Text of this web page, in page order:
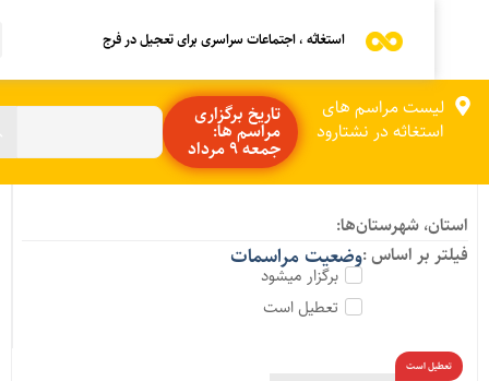
استغاثه ، اجتماعات سراسری برای تعجیل در فرج
لیست مراسم های
استغاثه در نشتارود
تاریخ برگزاری
مراسم ها:
جمعه 9 مرداد
شهرستان‌ها:
بر اساس :وضعیت مراسمات
برگزار میشود
تعطیل است
تعطیل است